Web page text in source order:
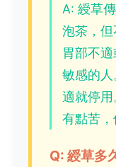
A: 綬草
泡茶，
胃部不
敏感的
適就停
有點苦，
Q: 綬草多